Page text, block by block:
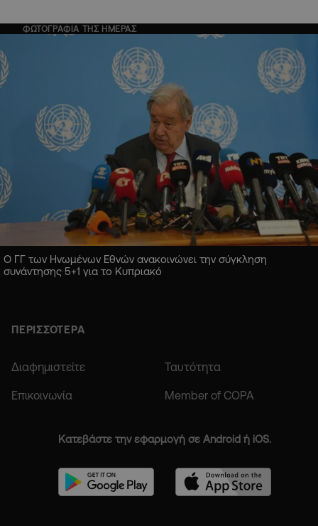
ΦΩΤΟΓΡΑΦΙΑ ΤΗΣ ΗΜΕΡΑΣ
Ο ΓΓ των Ηνωμένων Εθνών ανακοινώνει την σύγκληση
συνάντησης 5+1 για το Κυπριακό
ΠΕΡΙΣΣΟΤΕΡΑ
Διαφημιστείτε Ταυτότητα
Επικοινωνία Member of COPA
Κατεβάστε την εφαρμογή σε Android ή iOS.